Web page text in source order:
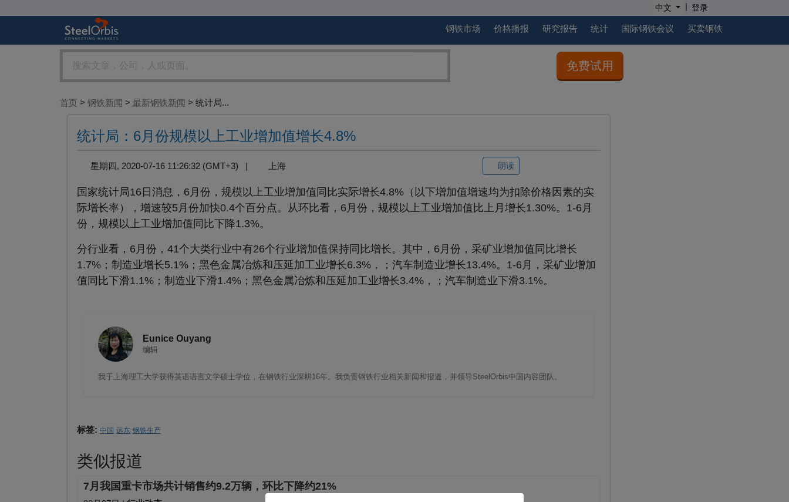
中文 | 登录
钢铁市场 价格播报 研究报告 统计 国际钢铁会议 买卖钢铁
免费试用
首页 > 钢铁新闻 > 最新钢铁新闻 > 统计局...
统计局：6月份规模以上工业增加值增长4.8%
星期四, 2020-07-16 11:26:32 (GMT+3) | 上海 朗读
国家统计局16日消息，6月份，规模以上工业增加值同比实际增长4.8%（以下增加值增速均为扣除价格因素的实
际增长率），增速较5月份加快0.4个百分点。从环比看，6月份，规模以上工业增加值比上月增长1.30%。1-6月
份，规模以上工业增加值同比下降1.3%。
分行业看，6月份，41个大类行业中有26个行业增加值保持同比增长。其中，6月份，采矿业增加值同比增长
1.7%；制造业增长5.1%；黑色金属冶炼和压延加工业增长6.3%，；汽车制造业增长13.4%。1-6月，采矿业增加
值同比下滑1.1%；制造业下滑1.4%；黑色金属冶炼和压延加工业增长3.4%，；汽车制造业下滑3.1%。
Eunice Ouyang
编辑
我于上海理工大学获得英语语言文学硕士学位，在钢铁行业深耕16年。我负责钢铁行业相关新闻和报道，并领导SteelOrbis中国内容团队。
标签: 中国 远东 钢铁生产
类似报道
7月我国重卡市场共计销售约9.2万辆，环比下降约21%